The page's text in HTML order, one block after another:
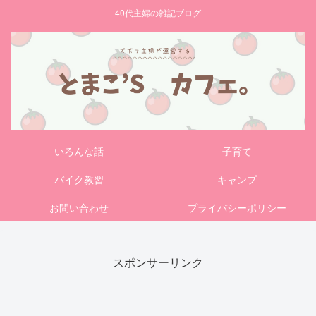
40代主婦の雑記ブログ
いろんな話
子育て
バイク教習
キャンプ
お問い合わせ
プライバシーポリシー
スポンサーリンク